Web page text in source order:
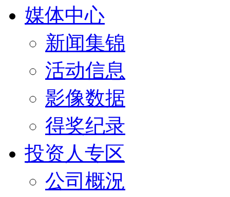
媒体中心
新闻集锦
活动信息
影像数据
得奖纪录
投资人专区
公司概況